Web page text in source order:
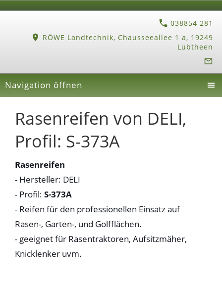
038854 281
RÖWE Landtechnik, Chausseeallee 1 a, 19249
Lübtheen
Navigation öffnen
Rasenreifen von DELI,
Profil: S-373A
Rasenreifen
- Hersteller: DELI
- Profil: S-373A
- Reifen für den professionellen Einsatz auf
Rasen-, Garten-, und Golfflächen.
- geeignet für Rasentraktoren, Aufsitzmäher,
Knicklenker uvm.